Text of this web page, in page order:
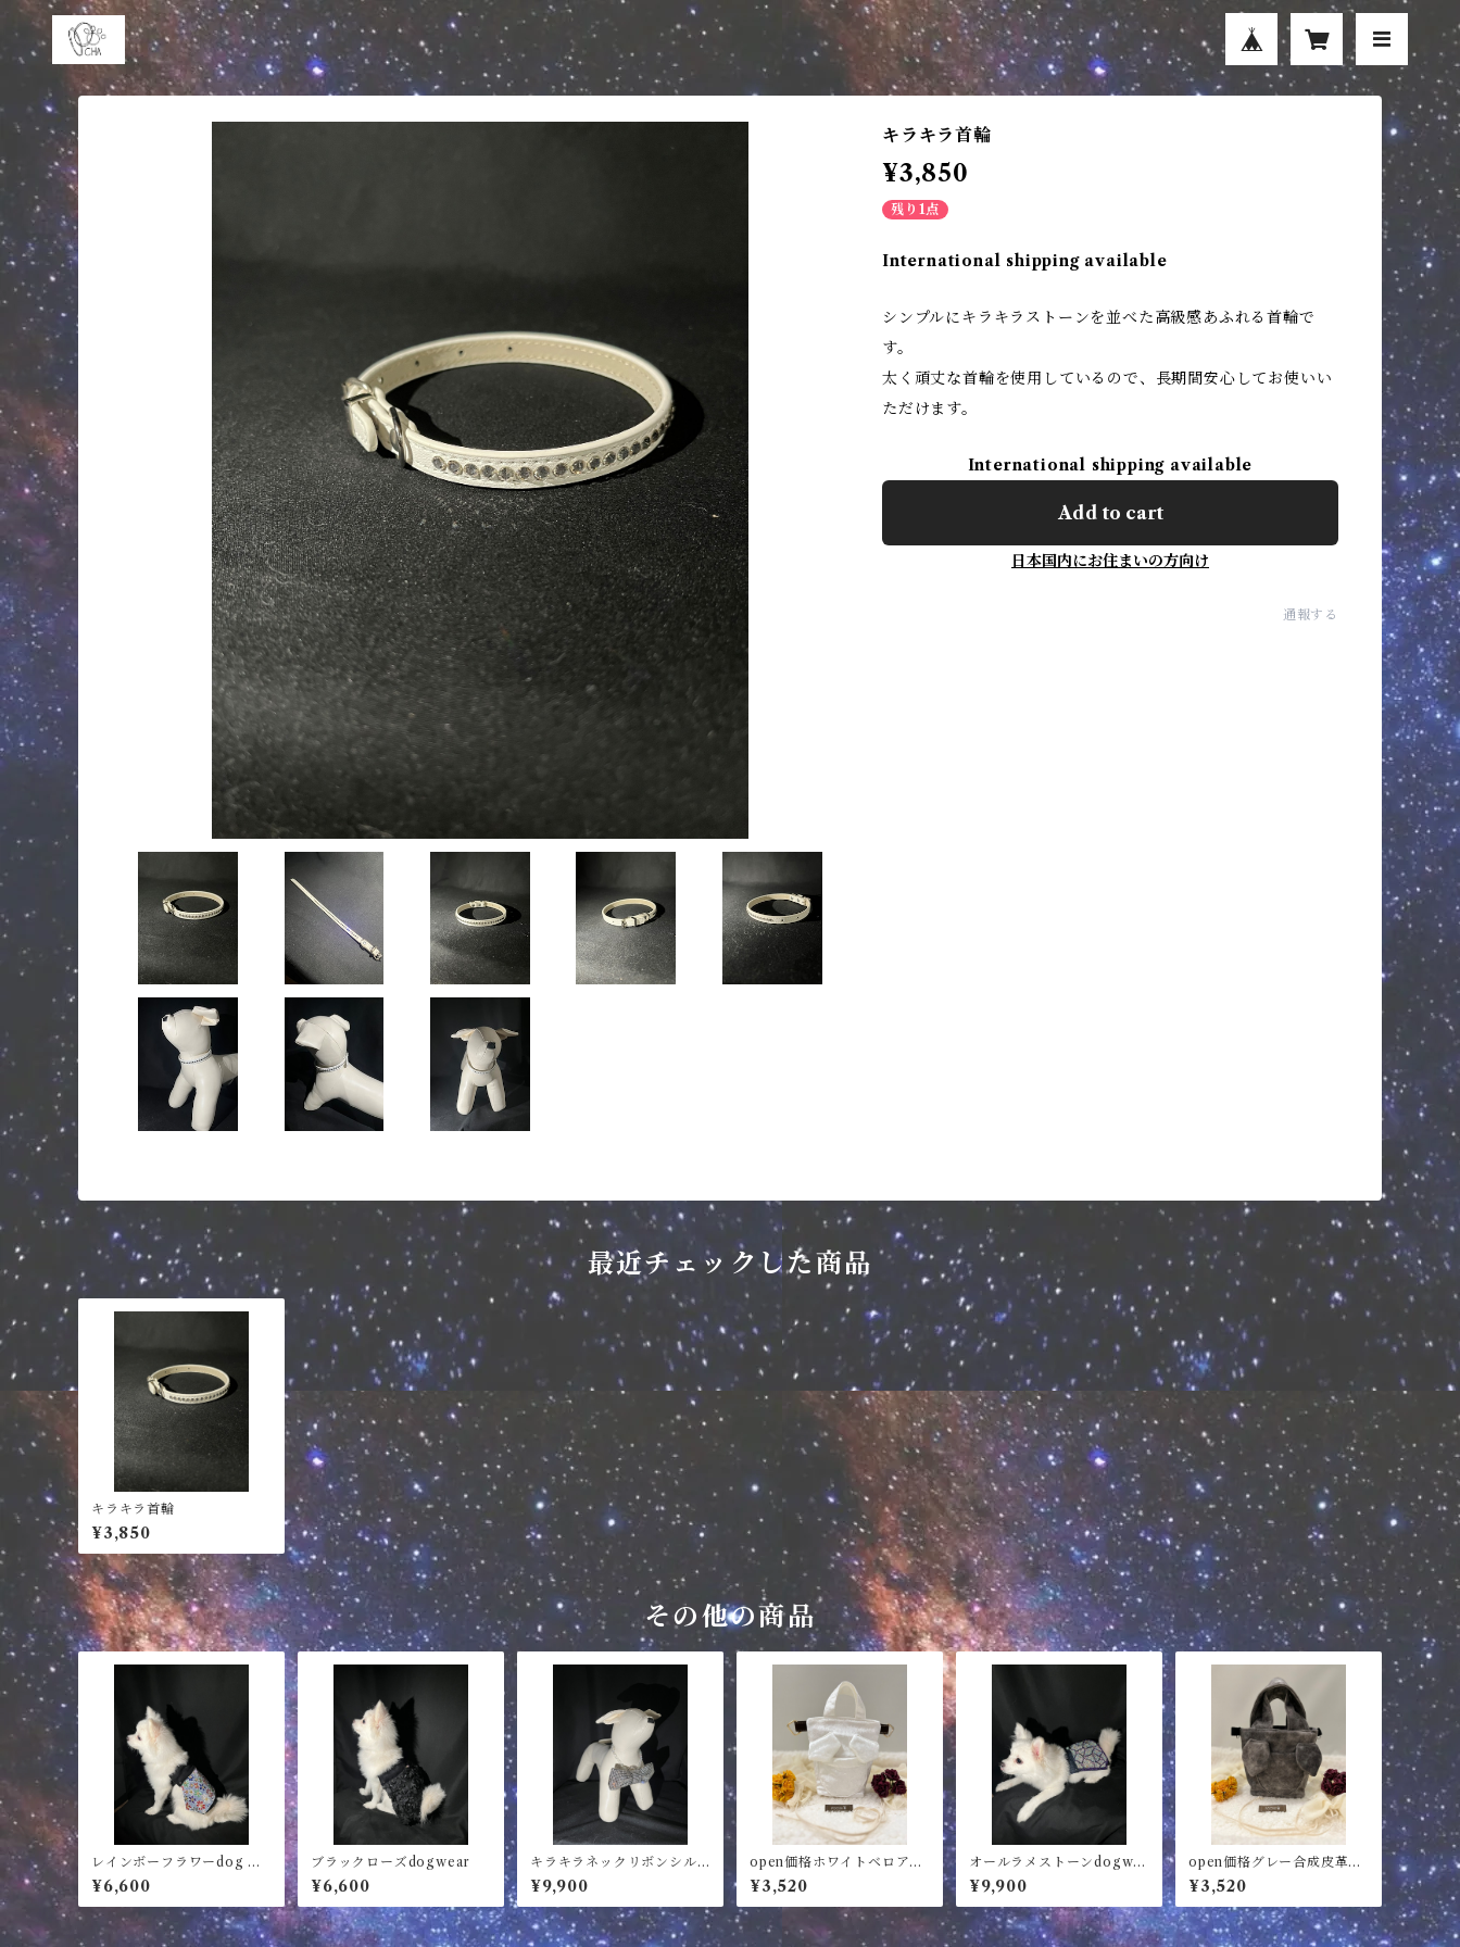
キラキラ首輪
¥3,850
残り1点
International shipping available
シンプルにキラキラストーンを並べた高級感あふれる首輪で
す。
太く頑丈な首輪を使用しているので、長期間安心してお使いい
ただけます。
International shipping available
Add to cart
日本国内にお住まいの方向け
通報する
最近チェックした商品
キラキラ首輪
¥3,850
その他の商品
レインボーフラワーdog we
ar
¥6,600
ブラックローズdogwear
¥6,600
キラキラネックリボンシル
バー
¥9,900
open価格ホワイトベロアミ
ニバッグ
¥3,520
オールラメストーンdogwea
r
¥9,900
open価格グレー合成皮革ミ
ニバッグ
¥3,520